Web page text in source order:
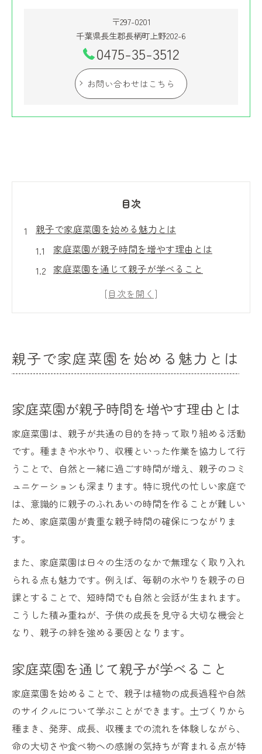
〒297-0201
千葉県長生郡長柄町上野202-6
0475-35-3512
お問い合わせはこちら
目次
親子で家庭菜園を始める魅力とは
家庭菜園が親子時間を増やす理由とは
家庭菜園を通じて親子が学べること
親子時間が豊かになる家庭菜園体験例
日照が少なくても楽しめる家庭菜園体験
家庭菜園で日照不足でも育つ野菜の選び方
術
家庭菜園で室内やベランダでも育つ野菜
日照が短い時期でも家庭菜園を満喫するコ
ツ
親子時間が増える家庭菜園の時短アイデア
家族時間が深まる菜園アクティビティ実例
親子で楽しむ家庭菜園のアクティビティ例
家族みんなで取り組む家庭菜園の工夫
家庭菜園が親子の会話を自然に増やす理由
家族時間を深める季節ごとの家庭菜園体験
水やりの時間選びで会話を増やすコツ
家庭菜園の水やりで親子時間を増やす方法
親子で実践する家庭菜園の水やりタイムの
工夫
会話が弾む家庭菜園の水やりベストタイミ
ング
家庭菜園を活用した親子の朝の過ごし方
親子で家庭菜園を始める魅力とは
家庭菜園が親子時間を増やす理由とは
家庭菜園は、親子が共通の目的を持って取り組める活動
です。種まきや水やり、収穫といった作業を協力して行
うことで、自然と一緒に過ごす時間が増え、親子のコミ
ュニケーションも深まります。特に現代の忙しい家庭で
は、意識的に親子のふれあいの時間を作ることが難しい
ため、家庭菜園が貴重な親子時間の確保につながりま
す。
また、家庭菜園は日々の生活のなかで無理なく取り入れ
られる点も魅力です。例えば、毎朝の水やりを親子の日
課とすることで、短時間でも自然と会話が生まれます。
こうした積み重ねが、子供の成長を見守る大切な機会と
なり、親子の絆を強める要因となります。
家庭菜園を通じて親子が学べること
家庭菜園を始めることで、親子は植物の成長過程や自然
のサイクルについて学ぶことができます。土づくりから
種まき、発芽、成長、収穫までの流れを体験しながら、
命の大切さや食べ物への感謝の気持ちが育まれる点が特